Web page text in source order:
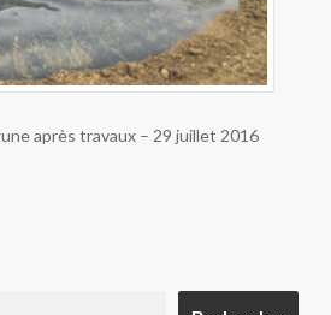
après travaux – 29 juillet 2016